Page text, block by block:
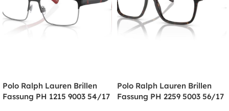
Polo Ralph Lauren Brillen
Fassung PH 1215 9003 54/17
Polo Ralph Lauren Brillen
Fassung PH 2259 5003 56/17